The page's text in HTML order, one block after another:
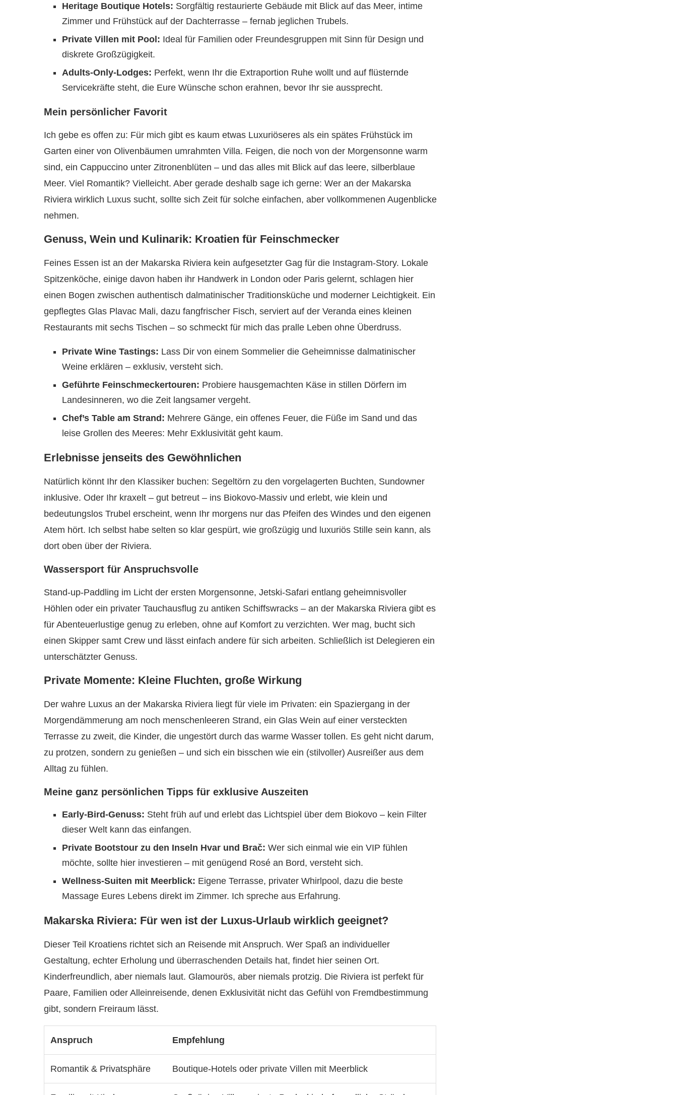
Heritage Boutique Hotels: Sorgfältig restaurierte Gebäude mit Blick auf das Meer, intime
Zimmer und Frühstück auf der Dachterrasse – fernab jeglichen Trubels.
Private Villen mit Pool: Ideal für Familien oder Freundesgruppen mit Sinn für Design und
diskrete Großzügigkeit.
Adults-Only-Lodges: Perfekt, wenn Ihr die Extraportion Ruhe wollt und auf flüsternde
Servicekräfte steht, die Eure Wünsche schon erahnen, bevor Ihr sie aussprecht.
Mein persönlicher Favorit
Ich gebe es offen zu: Für mich gibt es kaum etwas Luxuriöseres als ein spätes Frühstück im
Garten einer von Olivenbäumen umrahmten Villa. Feigen, die noch von der Morgensonne warm
sind, ein Cappuccino unter Zitronenblüten – und das alles mit Blick auf das leere, silberblaue
Meer. Viel Romantik? Vielleicht. Aber gerade deshalb sage ich gerne: Wer an der Makarska
Riviera wirklich Luxus sucht, sollte sich Zeit für solche einfachen, aber vollkommenen Augenblicke
nehmen.
Genuss, Wein und Kulinarik: Kroatien für Feinschmecker
Feines Essen ist an der Makarska Riviera kein aufgesetzter Gag für die Instagram-Story. Lokale
Spitzenköche, einige davon haben ihr Handwerk in London oder Paris gelernt, schlagen hier
einen Bogen zwischen authentisch dalmatinischer Traditionsküche und moderner Leichtigkeit. Ein
gepflegtes Glas Plavac Mali, dazu fangfrischer Fisch, serviert auf der Veranda eines kleinen
Restaurants mit sechs Tischen – so schmeckt für mich das pralle Leben ohne Überdruss.
Private Wine Tastings: Lass Dir von einem Sommelier die Geheimnisse dalmatinischer
Weine erklären – exklusiv, versteht sich.
Geführte Feinschmeckertouren: Probiere hausgemachten Käse in stillen Dörfern im
Landesinneren, wo die Zeit langsamer vergeht.
Chef’s Table am Strand: Mehrere Gänge, ein offenes Feuer, die Füße im Sand und das
leise Grollen des Meeres: Mehr Exklusivität geht kaum.
Erlebnisse jenseits des Gewöhnlichen
Natürlich könnt Ihr den Klassiker buchen: Segeltörn zu den vorgelagerten Buchten, Sundowner
inklusive. Oder Ihr kraxelt – gut betreut – ins Biokovo-Massiv und erlebt, wie klein und
bedeutungslos Trubel erscheint, wenn Ihr morgens nur das Pfeifen des Windes und den eigenen
Atem hört. Ich selbst habe selten so klar gespürt, wie großzügig und luxuriös Stille sein kann, als
dort oben über der Riviera.
Wassersport für Anspruchsvolle
Stand-up-Paddling im Licht der ersten Morgensonne, Jetski-Safari entlang geheimnisvoller
Höhlen oder ein privater Tauchausflug zu antiken Schiffswracks – an der Makarska Riviera gibt es
für Abenteuerlustige genug zu erleben, ohne auf Komfort zu verzichten. Wer mag, bucht sich
einen Skipper samt Crew und lässt einfach andere für sich arbeiten. Schließlich ist Delegieren ein
unterschätzter Genuss.
Private Momente: Kleine Fluchten, große Wirkung
Der wahre Luxus an der Makarska Riviera liegt für viele im Privaten: ein Spaziergang in der
Morgendämmerung am noch menschenleeren Strand, ein Glas Wein auf einer versteckten
Terrasse zu zweit, die Kinder, die ungestört durch das warme Wasser tollen. Es geht nicht darum,
zu protzen, sondern zu genießen – und sich ein bisschen wie ein (stilvoller) Ausreißer aus dem
Alltag zu fühlen.
Meine ganz persönlichen Tipps für exklusive Auszeiten
Early-Bird-Genuss: Steht früh auf und erlebt das Lichtspiel über dem Biokovo – kein Filter
dieser Welt kann das einfangen.
Private Bootstour zu den Inseln Hvar und Brač: Wer sich einmal wie ein VIP fühlen
möchte, sollte hier investieren – mit genügend Rosé an Bord, versteht sich.
Wellness-Suiten mit Meerblick: Eigene Terrasse, privater Whirlpool, dazu die beste
Massage Eures Lebens direkt im Zimmer. Ich spreche aus Erfahrung.
Makarska Riviera: Für wen ist der Luxus-Urlaub wirklich geeignet?
Dieser Teil Kroatiens richtet sich an Reisende mit Anspruch. Wer Spaß an individueller
Gestaltung, echter Erholung und überraschenden Details hat, findet hier seinen Ort.
Kinderfreundlich, aber niemals laut. Glamourös, aber niemals protzig. Die Riviera ist perfekt für
Paare, Familien oder Alleinreisende, denen Exklusivität nicht das Gefühl von Fremdbestimmung
gibt, sondern Freiraum lässt.
Anspruch Empfehlung
Romantik & Privatsphäre Boutique-Hotels oder private Villen mit Meerblick